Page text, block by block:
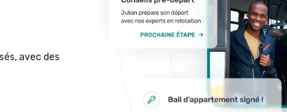
avec des